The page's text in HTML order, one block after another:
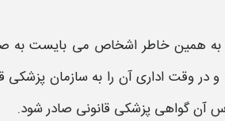
به همین خاطر اشخاص می بایست به
و در وقت اداری آن را به سازمان پزشکی
آن گواهیپزشکی قانونی صادر شود.